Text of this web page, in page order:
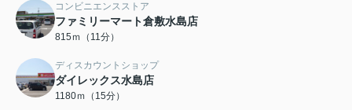
コンビニエンスストア
ファミリーマート倉敷水島店
815ｍ（11分）
ディスカウントショップ
ダイレックス水島店
1180ｍ（15分）